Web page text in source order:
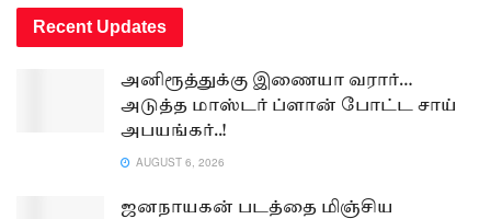
Recent Updates
அனிரூத்துக்கு இணையா வரார்…
அடுத்த மாஸ்டர் ப்ளான் போட்ட சாய்
அபயங்கர்..!
AUGUST 6, 2026
ஜனநாயகன் படத்தை மிஞ்சிய